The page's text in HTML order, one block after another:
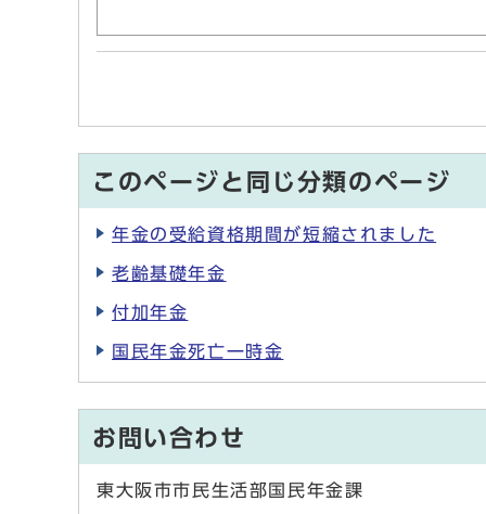
このページと同じ分類のページ
年金の受給資格期間が短縮されました
老齢基礎年金
付加年金
国民年金死亡一時金
お問い合わせ
東大阪市市民生活部国民年金課